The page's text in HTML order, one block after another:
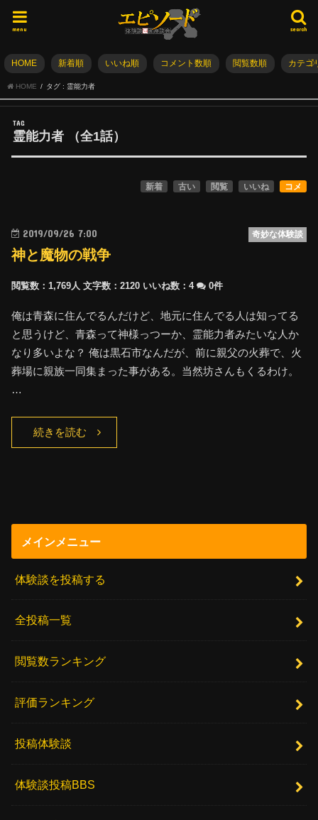
search
menu
HOME 新着順 いいね順 コメント数順 閲覧数順 カテゴ
HOME タグ : 霊能力者
TAG
霊能力者 （全1話）
新着 古い 閲覧 いいね コメ
2019/09/26 7:00 奇妙な体験談
神と魔物の戦争
閲覧数：1,769人 文字数：2120 いいね数：4 0件
俺は青森に住んでるんだけど、地元に住んでる人は知ってる
と思うけど、青森って神様っつーか、霊能力者みたいな人か
なり多いよな？ 俺は黒石市なんだが、前に親父の火葬で、火
葬場に親族一同集まった事がある。当然坊さんもくるわけ。
…
続きを読む
メインメニュー
体験談を投稿する
全投稿一覧
閲覧数ランキング
評価ランキング
投稿体験談
体験談投稿BBS